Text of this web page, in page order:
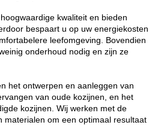
kwaliteit en bieden
bespaart u op uw energiekosten
leefomgeving. Bovendien
onderhoud nodig en zijn ze
het ontwerpen en aanleggen van
van oude kozijnen, en het
kozijnen. Wij werken met de
materialen om een optimaal resultaat